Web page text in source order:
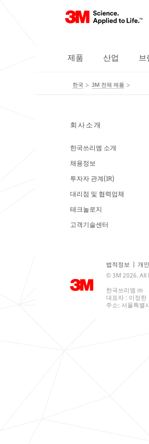
제품 산업 브
한국 3M 전체 제품
회사소개
한국쓰리엠 소개
채용정보
투자자 관계(IR)
대리점 및 협력업체
테크놀로지
고객기술센터
법적정보 | 개
© 3M 2026. All
한국쓰리엠 ㈜
대표자 : 이정
주소: 서울특별